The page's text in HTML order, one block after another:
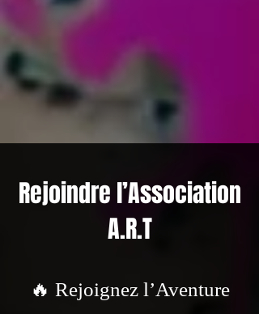
Rejoindre l’Association
A.R.T
🔥 Rejoignez l’Aventure